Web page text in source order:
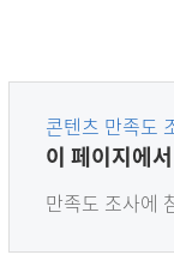
콘
텐
츠
콘텐츠 만족도
이 페이지에
만족도 조사에